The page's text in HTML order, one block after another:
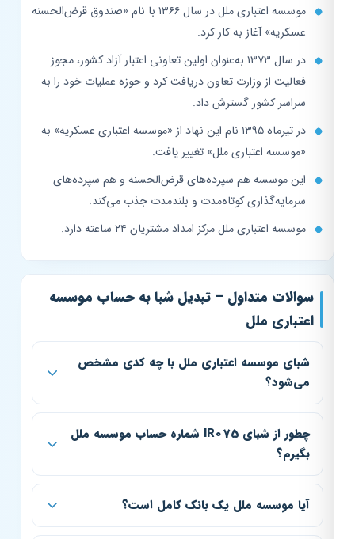
موسسه اعتباری ملل در سال ۱۳۶۶ با نام «صندوق قرض‌الحسنه
عسکریه» آغاز به کار کرد.
در سال ۱۳۷۳ به‌عنوان اولین تعاونی اعتبار آزاد کشور، مجوز
فعالیت از وزارت تعاون دریافت کرد و حوزه عملیات خود را به
سراسر کشور گسترش داد.
در تیرماه ۱۳۹۵ نام این نهاد از «موسسه اعتباری عسکریه» به
«موسسه اعتباری ملل» تغییر یافت.
این موسسه هم سپرده‌های قرض‌الحسنه و هم سپرده‌های
سرمایه‌گذاری کوتاه‌مدت و بلندمدت جذب می‌کند.
موسسه اعتباری ملل مرکز امداد مشتریان ۲۴ ساعته دارد.
سوالات متداول – تبدیل شبا به حساب موسسه
اعتباری ملل
شبای موسسه اعتباری ملل با چه کدی مشخص
می‌شود؟
چطور از شبای IR075 شماره حساب موسسه ملل
بگیرم؟
آیا موسسه ملل یک بانک کامل است؟